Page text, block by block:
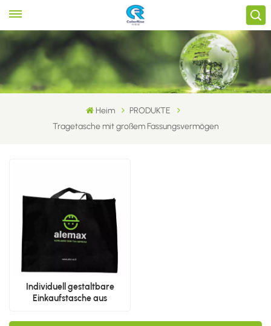
Heim
PRODUKTE
Tragetasche mit großem Fassungsvermögen
Individuell gestaltbare
Einkaufstasche aus